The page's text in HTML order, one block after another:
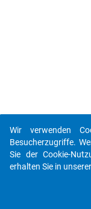
Wir verwenden
Besucherzugriffe.
Sie der Cookie-
erhalten Sie in unserer